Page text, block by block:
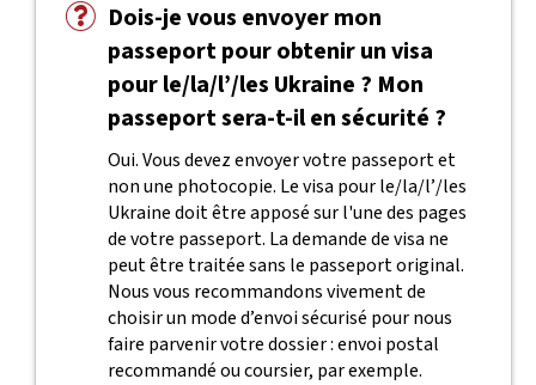
Dois-je vous envoyer mon
passeport pour obtenir un visa
pour le/la/l’/les Ukraine ? Mon
passeport sera-t-il en sécurité ?
Oui. Vous devez envoyer votre passeport et
non une photocopie. Le visa pour le/la/l’/les
Ukraine doit être apposé sur l'une des pages
de votre passeport. La demande de visa ne
peut être traitée sans le passeport original.
Nous vous recommandons vivement de
choisir un mode d’envoi sécurisé pour nous
faire parvenir votre dossier : envoi postal
recommandé ou coursier, par exemple.